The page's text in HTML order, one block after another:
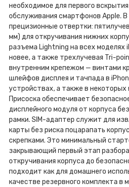
необходимое для первого
обслуживания смартфонов Apple.
прецизионные отвертки:
мм) для откручивания нижних
разъема Lightning на всех моделях
новее, а также трехлучевая Tri-
внутренним крепежом — винтами
шлейфов дисплея и тачпада в
устройствах, а также в некоторых
Присоска обеспечивает
дисплейного модуля от корпуса
рамки. SIM-адаптер служит для
карты без риска поцарапать
скрепками. Это минимальный
закрывающий первый этап
откручивания корпуса до
подходит как для домашнего
качестве резервного комплекта в